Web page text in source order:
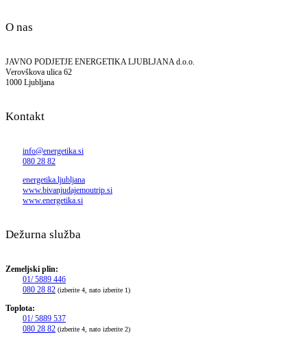
O nas
JAVNO PODJETJE ENERGETIKA LJUBLJANA d.o.o.
Verovškova ulica 62
1000 Ljubljana
Kontakt
info@energetika.si
080 28 82
energetika.ljubljana
www.bivanjudajemoutrip.si
www.energetika.si
Dežurna služba
Zemeljski plin:
01/ 5889 446
080 28 82 (izberite 4, nato izberite 1)
Toplota:
01/ 5889 537
080 28 82 (izberite 4, nato izberite 2)